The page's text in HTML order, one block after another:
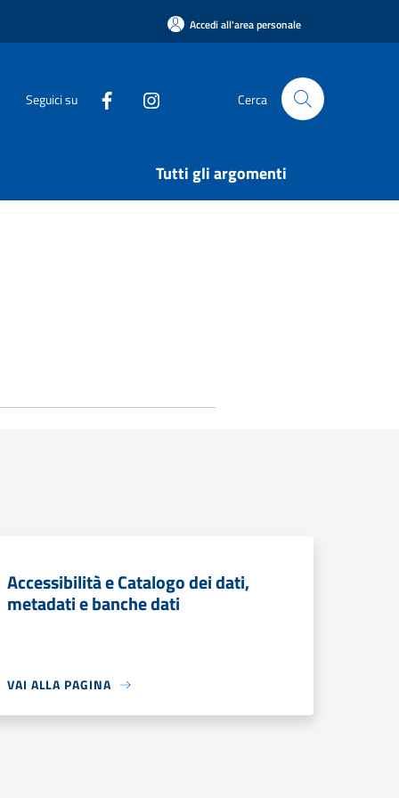
Accedi all'area personale
Seguici su Cerca
Tutti gli argomenti
Accessibilità e Catalogo dei dati,
metadati e banche dati
VAI ALLA PAGINA